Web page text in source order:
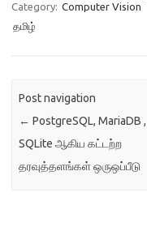
Category: Computer Vision
தமிழ்
Post navigation
← PostgreSQL, MariaDB ,
SQLite ஆகிய கட்டற்ற
தரவுத்தளங்கள் ஒருஒப்பீடு